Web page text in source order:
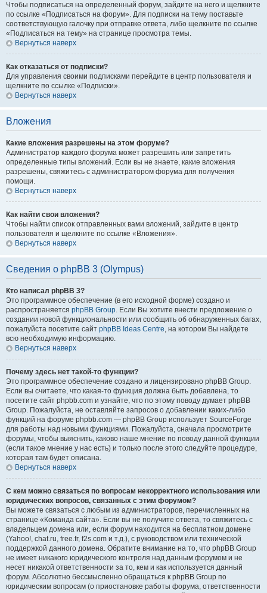
Чтобы подписаться на определенный форум, зайдите на него и щелкните
по ссылке «Подписаться на форум». Для подписки на тему поставьте
соответствующую галочку при отправке ответа, либо щелкните по ссылке
«Подписаться на тему» на странице просмотра темы.
Вернуться наверх
Как отказаться от подписки?
Для управления своими подписками перейдите в центр пользователя и
щелкните по ссылке «Подписки».
Вернуться наверх
Вложения
Какие вложения разрешены на этом форуме?
Администратор каждого форума может разрешить или запретить
определенные типы вложений. Если вы не знаете, какие вложения
разрешены, свяжитесь с администратором форума для получения
помощи.
Вернуться наверх
Как найти свои вложения?
Чтобы найти список отправленных вами вложений, зайдите в центр
пользователя и щелкните по ссылке «Вложения».
Вернуться наверх
Сведения о phpBB 3 (Olympus)
Кто написал phpBB 3?
Это программное обеспечение (в его исходной форме) создано и
распространяется phpBB Group. Если Вы хотите внести предложение о
создании новой функциональности или сообщить об обнаруженных багах,
пожалуйста посетите сайт phpBB Ideas Centre, на котором Вы найдете
всю необходимую информацию.
Вернуться наверх
Почему здесь нет такой-то функции?
Это программное обеспечение создано и лицензировано phpBB Group.
Если вы считаете, что какая-то функция должна быть добавлена, то
посетите сайт phpbb.com и узнайте, что по этому поводу думает phpBB
Group. Пожалуйста, не оставляйте запросов о добавлении каких-либо
функций на форуме phpbb.com — phpBB Group использует SourceForge
для работы над новыми функциями. Пожалуйста, сначала просмотрите
форумы, чтобы выяснить, каково наше мнение по поводу данной функции
(если такое мнение у нас есть) и только после этого следуйте процедуре,
которая там будет описана.
Вернуться наверх
С кем можно связаться по вопросам некорректного использования или
юридических вопросов, связанных с этим форумом?
Вы можете связаться с любым из администраторов, перечисленных на
странице «Команда сайта». Если вы не получите ответа, то свяжитесь с
владельцем домена или, если форум находится на бесплатном домене
(Yahoo!, chat.ru, free.fr, f2s.com и т.д.), с руководством или технической
поддержкой данного домена. Обратите внимание на то, что phpBB Group
не имеет никакого юридического контроля над данным форумом и не
несет никакой ответственности за то, кем и как используется данный
форум. Абсолютно бессмысленно обращаться к phpBB Group по
юридическим вопросам (о приостановке работы форума, ответственности